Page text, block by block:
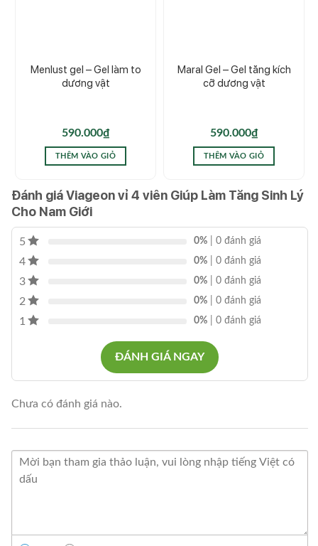
Menlust gel – Gel làm to
dương vật
590.000₫
THÊM VÀO GIỎ
Maral Gel – Gel tăng kích
cỡ dương vật
590.000₫
THÊM VÀO GIỎ
Đánh giá Viageon vỉ 4 viên Giúp Làm Tăng Sinh Lý
Cho Nam Giới
5 0%| 0 đánh giá
4 0%| 0 đánh giá
3 0%| 0 đánh giá
2 0%| 0 đánh giá
1 0%| 0 đánh giá
ĐÁNH GIÁ NGAY
Chưa có đánh giá nào.